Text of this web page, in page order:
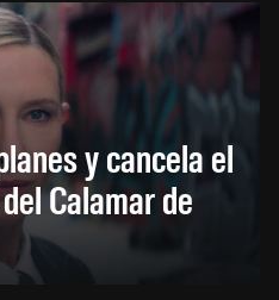
y cancela el
Calamar de